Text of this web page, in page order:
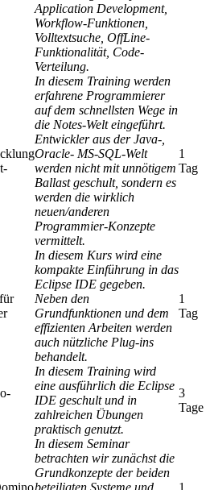
Application Development,
Workflow-Funktionen,
Volltextsuche, OffLine-
Funktionalität, Code-
Verteilung.
In diesem Training werden
erfahrene Programmierer
auf dem schnellsten Wege in
die Notes-Welt eingeführt.
Entwickler aus der Java-,
Oracle- MS-SQL-Welt
werden nicht mit unnötigem
Ballast geschult, sondern es
werden die wirklich
neuen/anderen
Programmier-Konzepte
vermittelt.
1
Tag
In diesem Kurs wird eine
kompakte Einführung in das
Eclipse IDE gegeben.
Neben den
Grundfunktionen und dem
effizienten Arbeiten werden
auch nützliche Plug-ins
behandelt.
1
Tag
In diesem Training wird
eine ausführlich die Eclipse
IDE geschult und in
zahlreichen Übungen
praktisch genutzt.
3
Tage
In diesem Seminar
betrachten wir zunächst die
Grundkonzepte der beiden
beteiligten Systeme und
1